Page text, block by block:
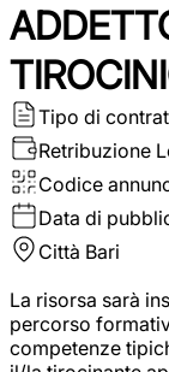
Tipo di
Retribuzione
Codice
Data di
Città Bari
La risorsa sarà
percorso
competenze